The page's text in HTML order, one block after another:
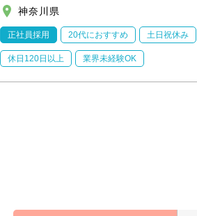
神奈川県
正社員採用 20代におすすめ 土日祝休み
休日120日以上 業界未経験OK